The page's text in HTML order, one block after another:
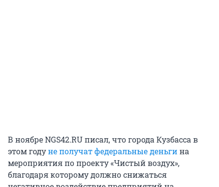
В ноябре NGS42.RU писал, что города Кузбасса в
этом годуне получат федеральные деньгина
мероприятия по проекту «Чистый воздух»,
благодаря которому должно снижаться